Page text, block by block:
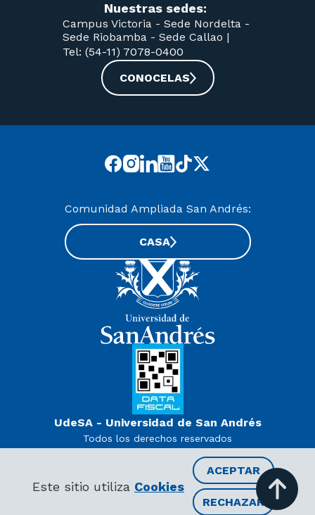
Este sitio utiliza Cookies
ACEPTAR
RECHAZAR
Nuestras sedes:
Campus Victoria - Sede Nordelta -
Sede Riobamba - Sede Callao |
Tel: (54-11) 7078-0400
CONOCELAS
UdeSA - Universidad de San Andrés
Todos los derechos reservados
Decreto PEN 978/07
Comunidad Ampliada San Andrés:
CASA